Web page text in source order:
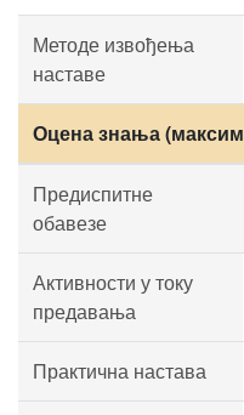
Методе извођења
наставе
Оцена знања
Предиспитне
обавезе
Активности у току
предавања
Практична настава